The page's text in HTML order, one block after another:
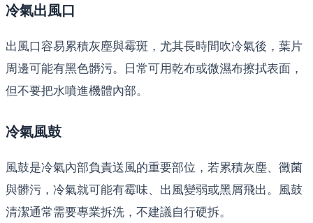
冷氣出風口
出風口容易累積灰塵與霉斑，尤其長時間吹冷氣後，葉片
周邊可能有黑色髒污。日常可用乾布或微濕布擦拭表面，
但不要把水噴進機體內部。
冷氣風鼓
風鼓是冷氣內部負責送風的重要部位，若累積灰塵、黴菌
與髒污，冷氣就可能有霉味、出風變弱或黑屑飛出。風鼓
清潔通常需要專業拆洗，不建議自行硬拆。